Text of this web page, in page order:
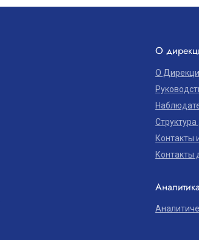
О
Аналитика
О
Контакты
Контакты